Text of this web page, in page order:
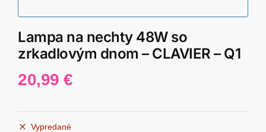
Lampa na nechty 48W so
zrkadlovým dnom – CLAVIER – Q1
20,99 €
Vypredané